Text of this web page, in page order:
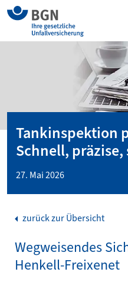
Tankinspektion
Schnell, präzise,
27. Mai 2026
zurück zur Übersicht
Wegweisendes
Henkell-Freixenet